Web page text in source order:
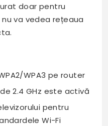
doar pentru
va vedea rețeaua
WPA3 pe router
2.4 GHz este activă
pentru
Wi-Fi